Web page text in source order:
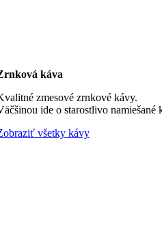
káva
zmesové zrnkové kávy.
ide o starostlivo
všetky kávy